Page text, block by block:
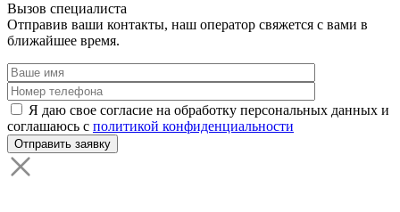
Вызов специалиста
Отправив ваши контакты, наш оператор свяжется с вами в
ближайшее время.
Я даю свое согласие на обработку персональных данных и
соглашаюсь с политикой конфиденциальности